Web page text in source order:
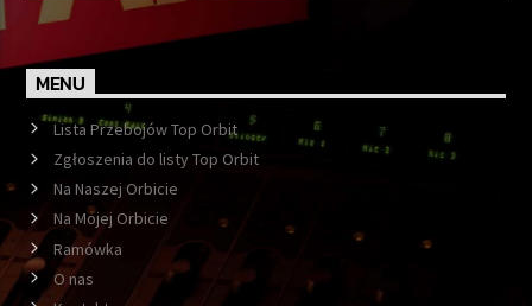
MENU
Lista Przebojów Top Orbit
Zgłoszenia do listy Top Orbit
Na Naszej Orbicie
Na Mojej Orbicie
Ramówka
O nas